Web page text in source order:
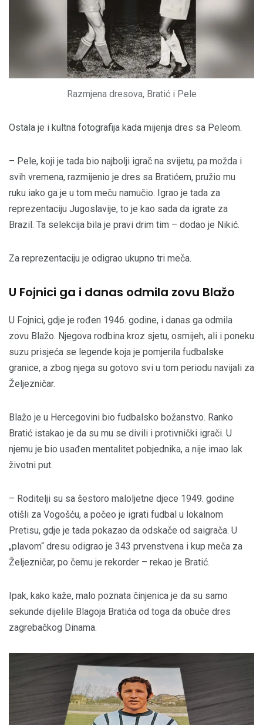
Razmjena dresova, Bratić i Pele
Ostala je i kultna fotografija kada mijenja dres sa Peleom.
– Pele, koji je tada bio najbolji igrač na svijetu, pa možda i
svih vremena, razmijenio je dres sa Bratićem, pružio mu
ruku iako ga je u tom meču namučio. Igrao je tada za
reprezentaciju Jugoslavije, to je kao sada da igrate za
Brazil. Ta selekcija bila je pravi drim tim – dodao je Nikić.
Za reprezentaciju je odigrao ukupno tri meča.
U Fojnici ga i danas odmila zovu Blažo
U Fojnici, gdje je rođen 1946. godine, i danas ga odmila
zovu Blažo. Njegova rodbina kroz sjetu, osmijeh, ali i poneku
suzu prisjeća se legende koja je pomjerila fudbalske
granice, a zbog njega su gotovo svi u tom periodu navijali za
Željezničar.
Blažo je u Hercegovini bio fudbalsko božanstvo. Ranko
Bratić istakao je da su mu se divili i protivnički igrači. U
njemu je bio usađen mentalitet pobjednika, a nije imao lak
životni put.
– Roditelji su sa šestoro maloljetne djece 1949. godine
otišli za Vogošću, a počeo je igrati fudbal u lokalnom
Pretisu, gdje je tada pokazao da odskače od saigrača. U
„plavom“ dresu odigrao je 343 prvenstvena i kup meča za
Željezničar, po čemu je rekorder – rekao je Bratić.
Ipak, kako kaže, malo poznata činjenica je da su samo
sekunde dijelile Blagoja Bratića od toga da obuče dres
zagrebačkog Dinama.